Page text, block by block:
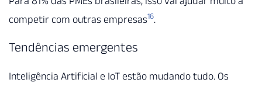
competir com outras empresas16.
Tendências emergentes
Inteligência Artificial e IoT estão mudando tudo. Os